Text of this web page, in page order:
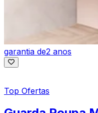
garantia de2 anos
Top Ofertas